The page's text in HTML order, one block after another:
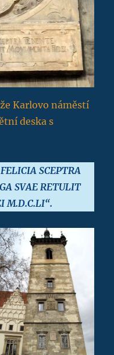
Karlovo náměstí
deska s
SCEPTRA
SVAE RETULIT
M.D.C.LI“.